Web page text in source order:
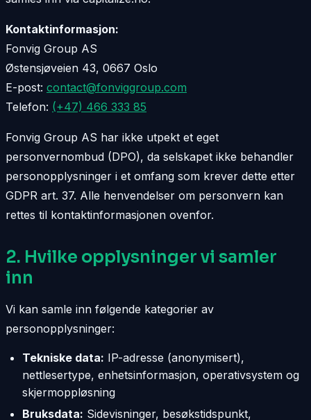
Kontaktinformasjon:
Fonvig Group AS
Østensjøveien 43, 0667 Oslo
E-post: contact@fonviggroup.com
Telefon: (+47) 466 333 85
Fonvig Group AS har ikke utpekt et eget
personvernombud (DPO), da selskapet ikke behandler
personopplysninger i et omfang som krever dette etter
GDPR art. 37. Alle henvendelser om personvern kan
rettes til kontaktinformasjonen ovenfor.
2. Hvilke opplysninger vi samler
inn
Vi kan samle inn følgende kategorier av
personopplysninger:
Tekniske data: IP-adresse (anonymisert),
nettlesertype, enhetsinformasjon, operativsystem og
skjermoppløsning
Bruksdata: Sidevisninger, besøkstidspunkt,